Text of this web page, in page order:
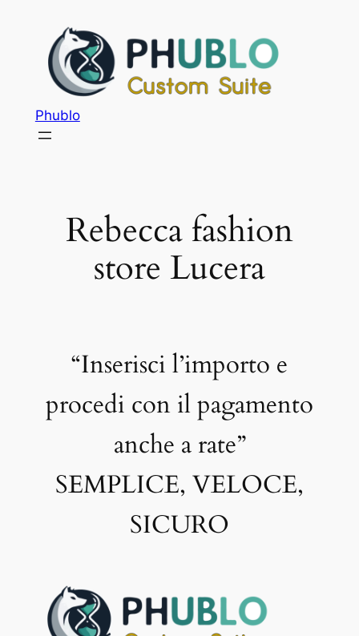
Phublo
Rebecca fashion
store Lucera
“Inserisci l’importo e
procedi con il pagamento
anche a rate”
SEMPLICE, VELOCE,
SICURO